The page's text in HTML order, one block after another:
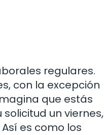
regulares.
con la excepción
que estás
un viernes,
es como los